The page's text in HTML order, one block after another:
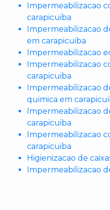
Impermeabilizacao
carapicuiba
Impermeabilizacao
em carapicuiba
Impermeabilizacao
Impermeabilizacao
carapicuiba
Impermeabilizacao
quimica em
Impermeabilizacao
carapicuiba
Impermeabilizacao
carapicuiba
Higienizacao de
Impermeabilizacao